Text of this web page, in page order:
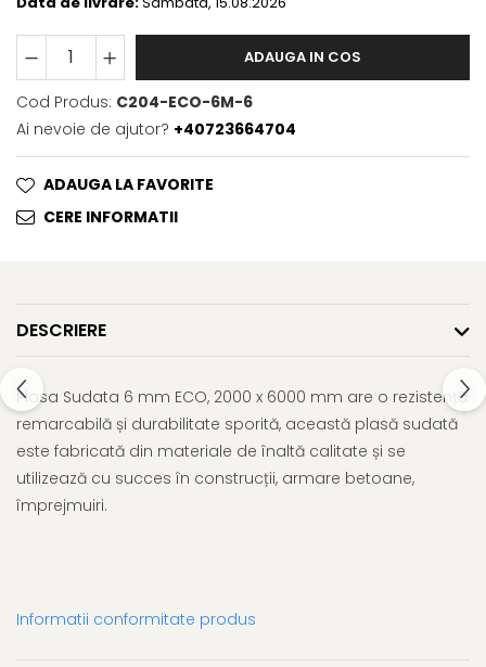
ADAUGA IN COS
Cod Produs: C204-ECO-6M-6
Ai nevoie de ajutor? +40723664704
ADAUGA LA FAVORITE
CERE INFORMATII
DESCRIERE
Plasa Sudata 6 mm ECO, 2000 x 6000 mm are o rezistență
remarcabilă și durabilitate sporită, această plasă sudată
este fabricată din materiale de înaltă calitate și se
utilizează cu succes în construcții, armare betoane,
împrejmuiri.
Informatii conformitate produs